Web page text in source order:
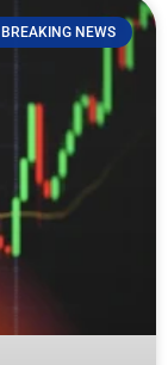
BREAKING NEWS